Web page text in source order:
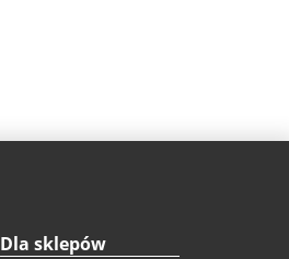
Dla sklepów